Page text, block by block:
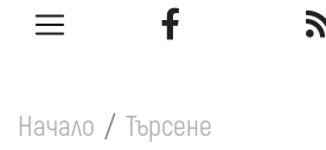
Начало Търсене